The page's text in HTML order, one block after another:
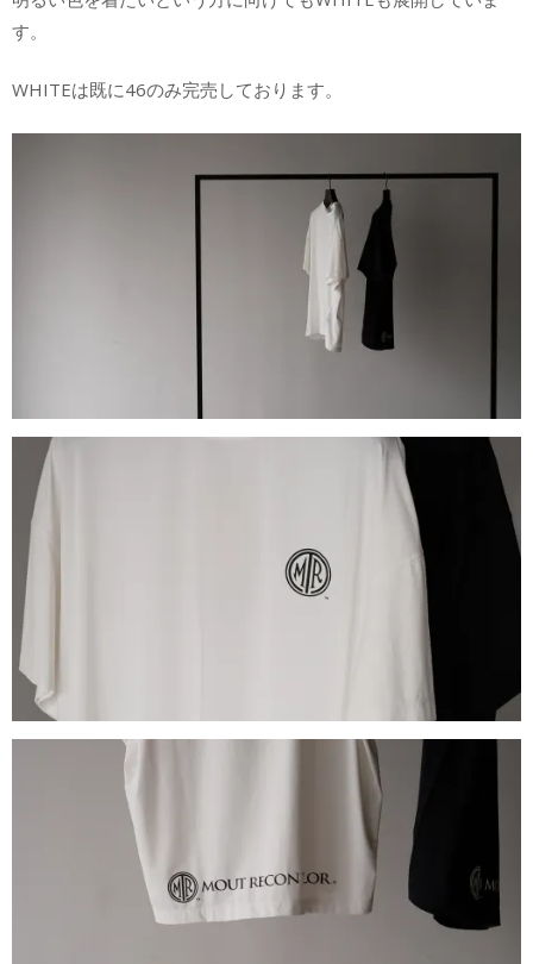
す。
WHITEは既に46のみ完売しております。